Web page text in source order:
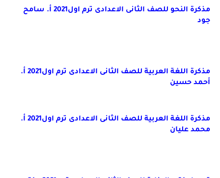
مذكرة النحو للصف الثانى الاعدادى ترم اول2021 أ. سامح
جود
مذكرة اللغة العربية للصف الثانى الاعدادى ترم اول2021 أ.
أحمد حسين
مذكرة اللغة العربية للصف الثانى الاعدادى ترم اول2021 أ.
محمد عليان